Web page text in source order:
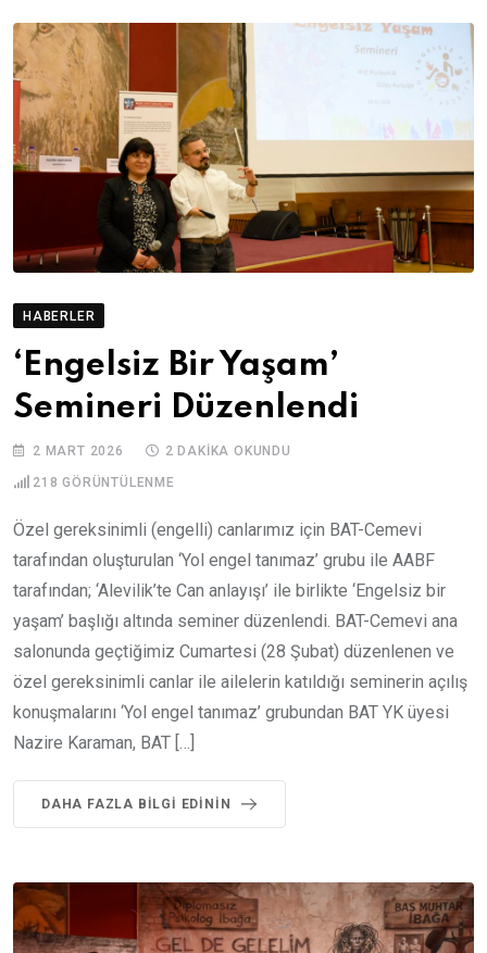
HABERLER
‘Engelsiz Bir Yaşam’
Semineri Düzenlendi
2 MART 2026 2 DAKIKA OKUNDU
218 GÖRÜNTÜLENME
Özel gereksinimli (engelli) canlarımız için BAT-Cemevi
tarafından oluşturulan ‘Yol engel tanımaz’ grubu ile AABF
tarafından; ‘Alevilik’te Can anlayışı’ ile birlikte ‘Engelsiz bir
yaşam’ başlığı altında seminer düzenlendi. BAT-Cemevi ana
salonunda geçtiğimiz Cumartesi (28 Şubat) düzenlenen ve
özel gereksinimli canlar ile ailelerin katıldığı seminerin açılış
konuşmalarını ‘Yol engel tanımaz’ grubundan BAT YK üyesi
Nazire Karaman, BAT […]
DAHA FAZLA BILGI EDININ